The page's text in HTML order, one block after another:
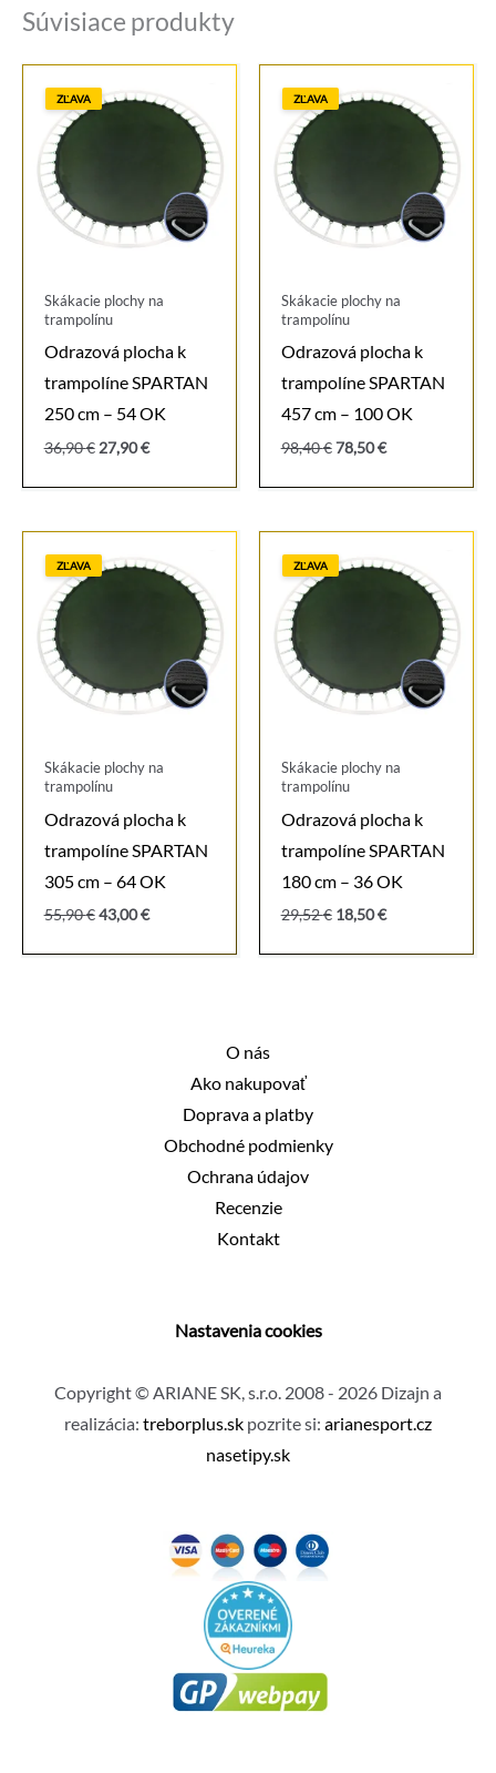
Súvisiace produkty
ZĽAVA
Skákacie plochy na
trampolínu
Odrazová plocha k
trampolíne SPARTAN
250 cm – 54 OK
36,90€ Pôvodná
bola:
27,90€Aktuálna
je:
ZĽAVA
Skákacie plochy na
trampolínu
Odrazová plocha k
trampolíne SPARTAN
457 cm – 100 OK
98,40€ Pôvodná
bola:
78,50€Aktuálna
je:
ZĽAVA
Skákacie plochy na
trampolínu
Odrazová plocha k
trampolíne SPARTAN
305 cm – 64 OK
55,90€ Pôvodná
bola:
43,00€Aktuálna
je:
ZĽAVA
Skákacie plochy na
trampolínu
Odrazová plocha k
trampolíne SPARTAN
180 cm – 36 OK
29,52€ Pôvodná
bola:
18,50€Aktuálna
je:
O nás
Ako nakupovať
Doprava a platby
Obchodné podmienky
Ochrana údajov
Recenzie
Kontakt
Nastavenia cookies
Copyright © ARIANE SK, s.r.o. 2008 - 2026 Dizajn a
realizácia: treborplus.sk pozrite si: arianesport.cz
nasetipy.sk